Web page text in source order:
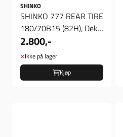
SHINKO
SHINKO 777 REAR TIRE
180/70B15 (82H), Dekk
bak
2.800,-
Ikke på lager
Kjøp